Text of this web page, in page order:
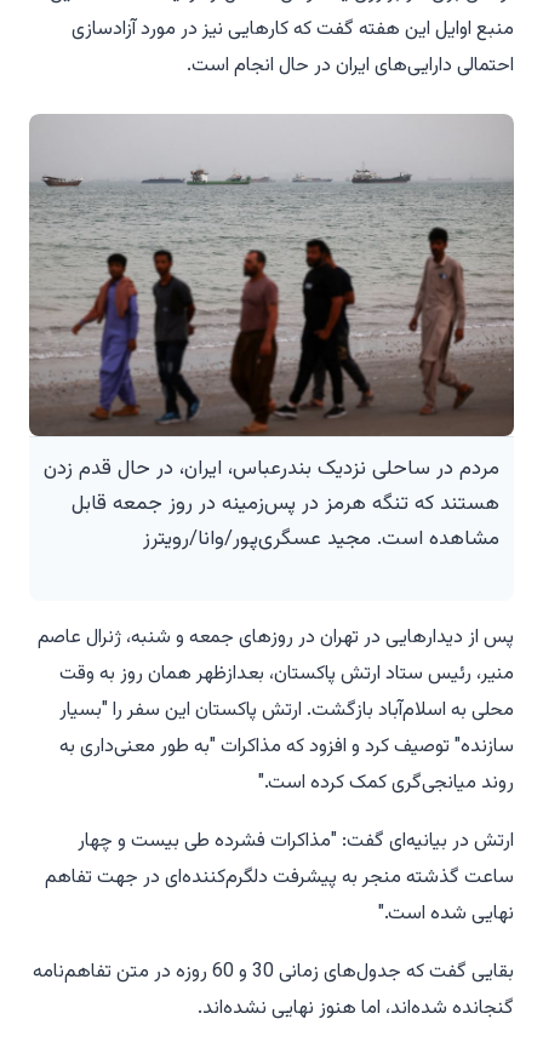
منبع اوایل این هفته گفت که کارهایی نیز در مورد آزادسازی
احتمالی دارایی‌های ایران در حال انجام است.
مردم در ساحلی نزدیک بندرعباس، ایران، در حال قدم زدن
هستند که تنگه هرمز در پس‌زمینه در روز جمعه قابل
مشاهده است. مجید عسگری‌پور/وانا/رویترز
پس از دیدارهایی در تهران در روزهای جمعه و شنبه، ژنرال عاصم
منیر، رئیس ستاد ارتش پاکستان، بعدازظهر همان روز به وقت
محلی به اسلام‌آباد بازگشت. ارتش پاکستان این سفر را "بسیار
سازنده" توصیف کرد و افزود که مذاکرات "به طور معنی‌داری به
روند میانجی‌گری کمک کرده است."
ارتش در بیانیه‌ای گفت: "مذاکرات فشرده طی بیست و چهار
ساعت گذشته منجر به پیشرفت دلگرم‌کننده‌ای در جهت تفاهم
نهایی شده است."
بقایی گفت که جدول‌های زمانی 30 و 60 روزه در متن تفاهم‌نامه
گنجانده شده‌اند، اما هنوز نهایی نشده‌اند.